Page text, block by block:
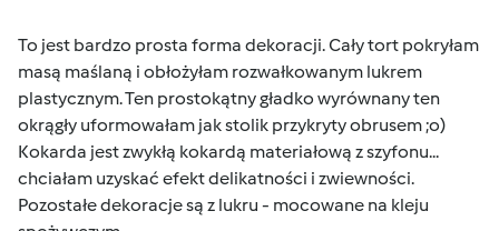
To jest bardzo prosta forma dekoracji. Cały tort pokryłam
masą maślaną i obłożyłam rozwałkowanym lukrem
plastycznym. Ten prostokątny gładko wyrównany ten
okrągły uformowałam jak stolik przykryty obrusem ;o)
Kokarda jest zwykłą kokardą materiałową z szyfonu...
chciałam uzyskać efekt delikatności i zwiewności.
Pozostałe dekoracje są z lukru - mocowane na kleju